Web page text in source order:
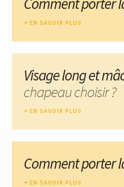
EN SAVOIR PLUS
Visage long et
chapeau choisir ?
EN SAVOIR PLUS
Comment porter
EN SAVOIR PLUS